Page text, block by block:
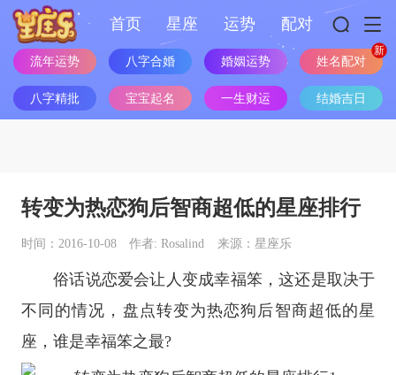
首页 星座 运势 配对
流年运势 八字合婚 婚姻运势 姓名配对
八字精批 宝宝起名 一生财运 结婚吉日
转变为热恋狗后智商超低的星座排行
时间：2016-10-08 作者: Rosalind 来源：星座乐
俗话说恋爱会让人变成幸福笨，这还是取决于
不同的情况，盘点转变为热恋狗后智商超低的星
座 ，谁是幸福笨之最?